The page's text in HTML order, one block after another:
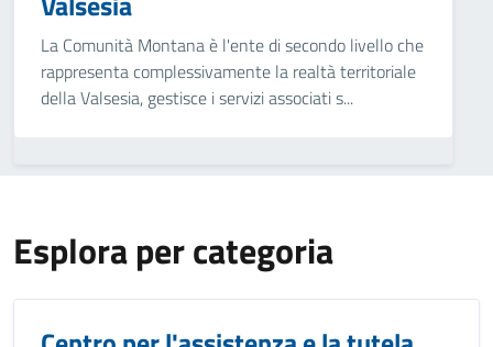
La Comunità Montana è l'ente di secondo livello che
rappresenta complessivamente la realtà territoriale
della Valsesia, gestisce i servizi associati s...
Esplora per categoria